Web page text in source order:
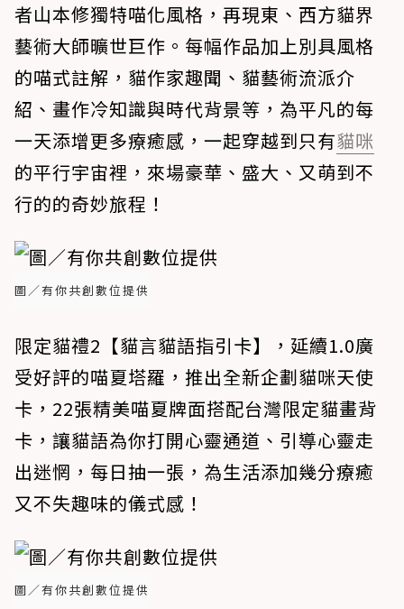
者山本修獨特喵化風格，再現東、西方貓界
藝術大師曠世巨作。每幅作品加上別具風格
的喵式註解，貓作家趣聞、貓藝術流派介
紹、畫作冷知識與時代背景等，為平凡的每
一天添增更多療癒感，一起穿越到只有貓咪
的平行宇宙裡，來場豪華、盛大、又萌到不
行的的奇妙旅程！
圖／有你共創數位提供
限定貓禮2【貓言貓語指引卡】，延續1.0廣
受好評的喵夏塔羅，推出全新企劃貓咪天使
卡，22張精美喵夏牌面搭配台灣限定貓畫背
卡，讓貓語為你打開心靈通道、引導心靈走
出迷惘，每日抽一張，為生活添加幾分療癒
又不失趣味的儀式感！
圖／有你共創數位提供